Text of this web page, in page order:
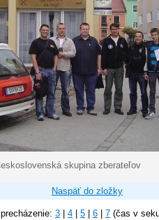
skupina zberateľov
Naspäť do zložky
3 4 5 6 7 (čas v